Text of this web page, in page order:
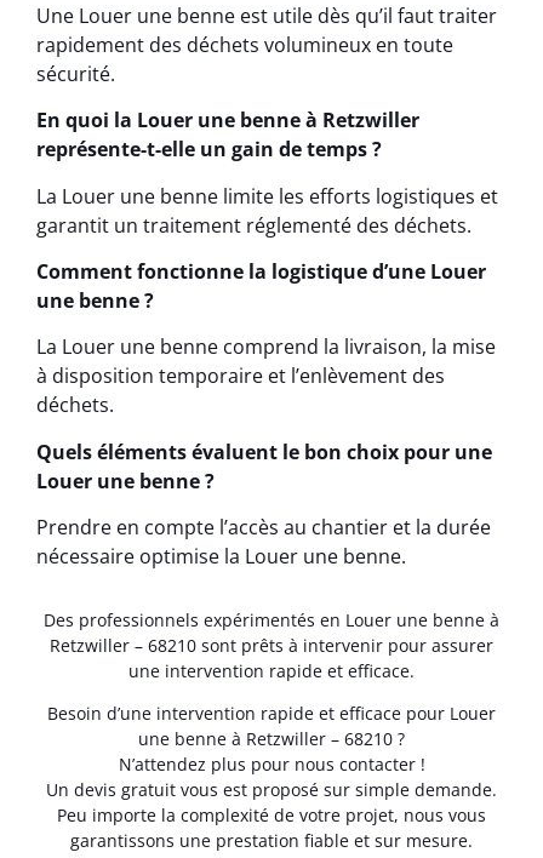
Une Louer une benne est utile dès qu’il faut traiter
rapidement des déchets volumineux en toute
sécurité.
En quoi la Louer une benne à Retzwiller
représente-t-elle un gain de temps ?
La Louer une benne limite les efforts logistiques et
garantit un traitement réglementé des déchets.
Comment fonctionne la logistique d’une Louer
une benne ?
La Louer une benne comprend la livraison, la mise
à disposition temporaire et l’enlèvement des
déchets.
Quels éléments évaluent le bon choix pour une
Louer une benne ?
Prendre en compte l’accès au chantier et la durée
nécessaire optimise la Louer une benne.
Des professionnels expérimentés en Louer une benne à
Retzwiller – 68210 sont prêts à intervenir pour assurer
une intervention rapide et efficace.
Besoin d’une intervention rapide et efficace pour Louer
une benne à Retzwiller – 68210 ?
N’attendez plus pour nous contacter !
Un devis gratuit vous est proposé sur simple demande.
Peu importe la complexité de votre projet, nous vous
garantissons une prestation fiable et sur mesure.